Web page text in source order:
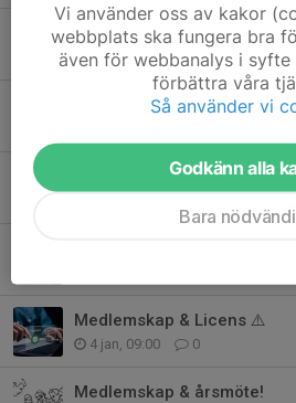
Falbygdens Motorcykel
16 apr, 13:59 0
Integration till Idrottonline ✅️
⚠️ Problem med
Medlemskap & Licens ⚠️
4 jan, 09:00 0
Medlemskap & årsmöte!
Vi använder oss av kakor
webbplats ska fungera bra
även för webbanalys i
förbättra våra
Så använder vi
Godkänn alla
Bara